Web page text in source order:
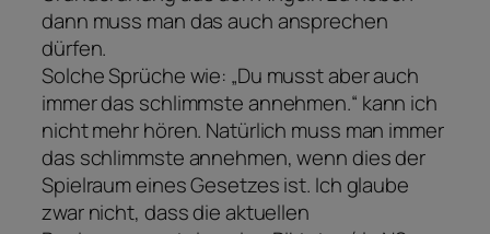
dann muss man das auch ansprechen
dürfen.
Solche Sprüche wie: „Du musst aber auch
immer das schlimmste annehmen.“ kann ich
nicht mehr hören. Natürlich muss man immer
das schlimmste annehmen, wenn dies der
Spielraum eines Gesetzes ist. Ich glaube
zwar nicht, dass die aktuellen